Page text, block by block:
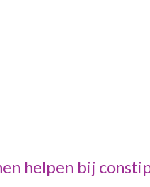
helpen bij